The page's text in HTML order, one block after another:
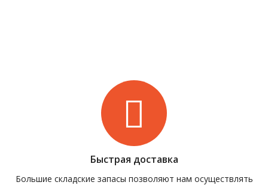
Быстрая доставка
Большие складские запасы позволяют нам осуществлять